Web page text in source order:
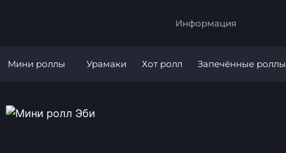
Информация
Мини роллы Урамаки Хот ролл Запечённые роллы